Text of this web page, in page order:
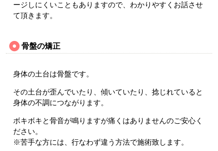
ージしにくいこともありますので、わかりやすくお話させ
て頂きます。
骨盤の矯正
身体の土台は骨盤です。
その土台が歪んでいたり、傾いていたり、捻じれていると
身体の不調につながります。
ボキボキと骨音が鳴りますが痛くはありませんのご安心く
ださい。
※苦手な方には、行なわず違う方法で施術致します。